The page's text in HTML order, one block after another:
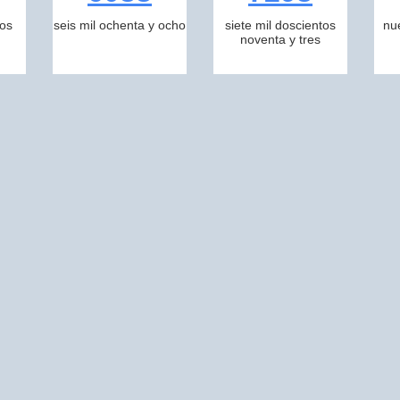
seis mil ochenta y ocho
siete mil doscientos
noventa y tres